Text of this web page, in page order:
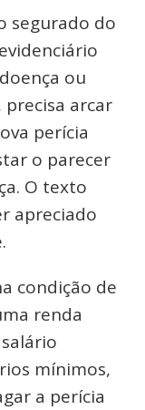
segurado do
ou
arcar
perícia
o parecer
O texto
apreciado
condição de
renda
mínimos,
a perícia